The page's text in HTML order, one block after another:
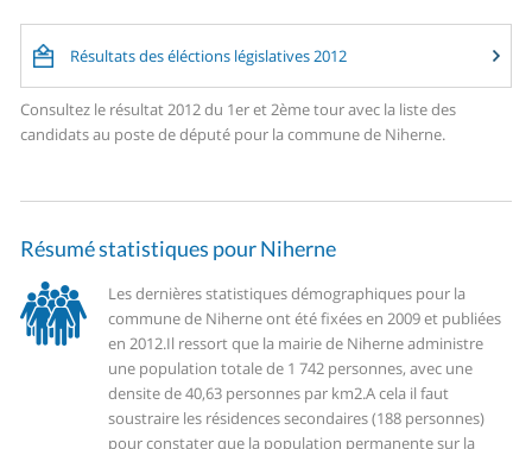
Résultats des éléctions législatives 2012
Consultez le résultat 2012 du 1er et 2ème tour avec la liste des
candidats au poste de député pour la commune de Niherne.
Résumé statistiques pour Niherne
Les dernières statistiques démographiques pour la
commune de Niherne ont été fixées en 2009 et publiées
en 2012.Il ressort que la mairie de Niherne administre
une population totale de 1 742 personnes, avec une
densite de 40,63 personnes par km2.A cela il faut
soustraire les résidences secondaires (188 personnes)
pour constater que la population permanente sur la